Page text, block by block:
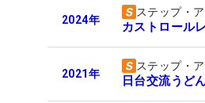
2024年
ステップ・
カストロール
2021年
ステップ・
日台交流うど